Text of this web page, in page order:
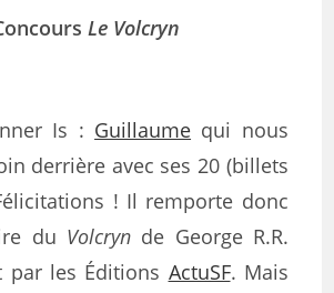
Le Volcryn
Is : Guillaume qui nous
derrière avec ses 20 (billets
! Il remporte donc
du Volcryn de George R.R.
par les Éditions ActuSF. Mais